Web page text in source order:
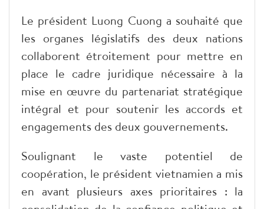
Le président Luong Cuong a souhaité que
les organes législatifs des deux nations
collaborent étroitement pour mettre en
place le cadre juridique nécessaire à la
mise en œuvre du partenariat stratégique
intégral et pour soutenir les accords et
engagements des deux gouvernements.
Soulignant le vaste potentiel de
coopération, le président vietnamien a mis
en avant plusieurs axes prioritaires : la